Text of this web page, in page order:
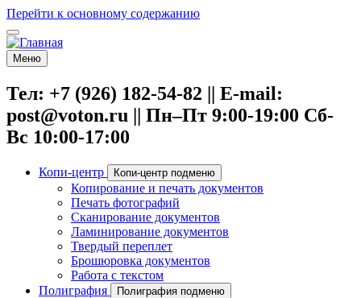
Перейти к основному содержанию
Меню
Тел: +7 (926) 182-54-82 || E-mail:
post@voton.ru || Пн–Пт 9:00-19:00 Сб-
Вс 10:00-17:00
Копи-центр Копи-центр подменю
Копирование и печать документов
Печать фотографий
Сканирование документов
Ламинирование документов
Твердый переплет
Брошюровка документов
Работа с текстом
Полиграфия
Полиграфия подменю